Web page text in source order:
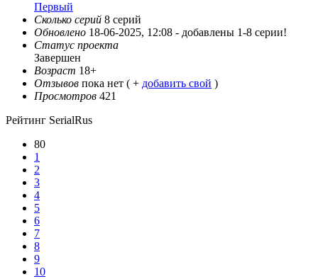
Первый
Сколько серий 8 серий
Обновлено 18-06-2025, 12:08 - добавлены 1-8 серии!
Статус проекта
Завершен
Возраст 18+
Отзывов пока нет ( + добавить свой )
Просмотров 421
Рейтинг SerialRus
80
1
2
3
4
5
6
7
8
9
10